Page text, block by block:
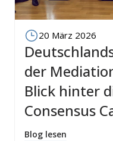
20 März 2026
der
Blick hinter
Consensus
Blog lesen